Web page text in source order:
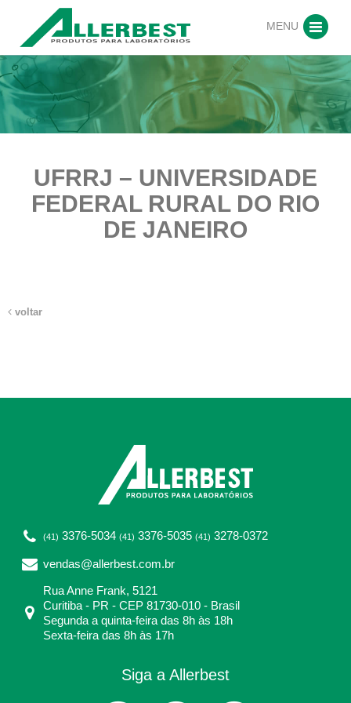
MENU
UFRRJ – UNIVERSIDADE
FEDERAL RURAL DO RIO
DE JANEIRO
voltar
(41) 3376-5034 (41) 3376-5035 (41) 3278-0372
vendas@allerbest.com.br
Rua Anne Frank, 5121
Curitiba - PR - CEP 81730-010 - Brasil
Segunda a quinta-feira das 8h às 18h
Sexta-feira das 8h às 17h
Siga a Allerbest